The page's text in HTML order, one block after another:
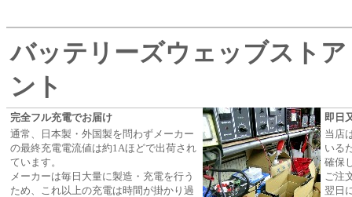
バッテリーズウェッブスト
ント
完全フル充電でお届け
通常、日本製・外国製を問わずメーカー
の最終充電電流値は約1Aほどで出荷され
ています。
メーカーは毎日大量に製造・充電を行う
ため、これ以上の充電は時間が掛かり過
即日
当店
いる
確保
ご注
翌日